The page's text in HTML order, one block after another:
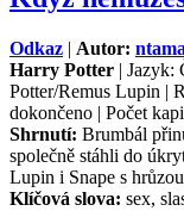
Odkaz | Autor:
Harry Potter | Jazyk:
Potter/Remus Lupin |
dokončeno | Počet
Shrnutí: Brumbál
společně stáhli do
Lupin i Snape s
Klíčová slova: sex,